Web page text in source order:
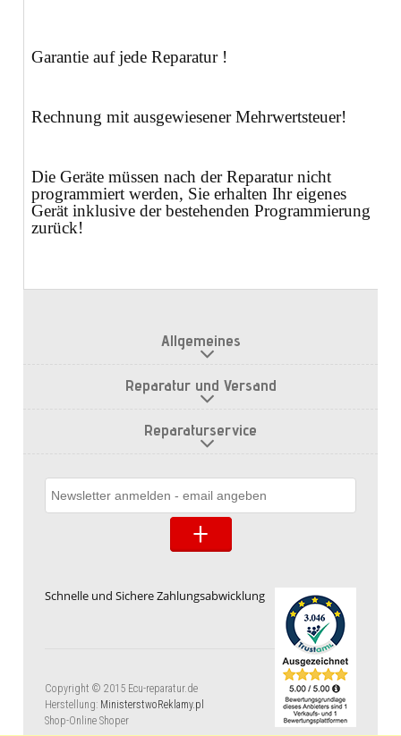
Garantie auf jede Reparatur !
Rechnung mit ausgewiesener Mehrwertsteuer!
Die Geräte müssen nach der Reparatur nicht
programmiert werden, Sie erhalten Ihr eigenes
Gerät inklusive der bestehenden Programmierung
zurück!
Allgemeines
Reparatur und Versand
Reparaturservice
Schnelle und Sichere Zahlungsabwicklung
Copyright © 2015 Ecu-reparatur.de
Herstellung: MinisterstwoReklamy.pl
Shop-Online Shoper